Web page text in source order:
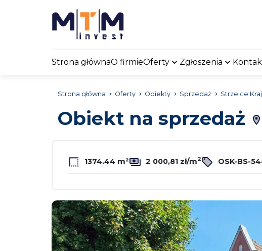
Strona głównaO firmieOferty Zgłoszenia
Strona główna Oferty Obiekty Sprzedaż Strzelce
Obiekt na sprzedaż
1374.44 m² 2 000,81 zł/m2 OSK-BS-